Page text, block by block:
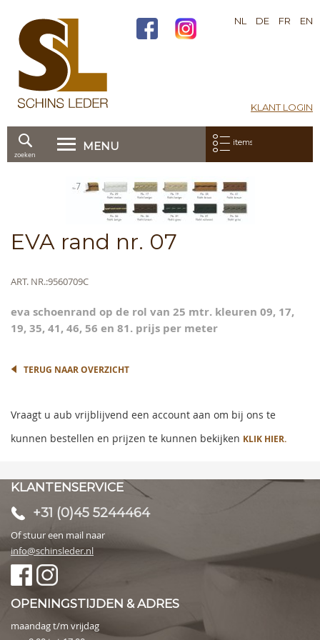
KLANT LOGIN
NL DE FR EN
MENU Mijn bestelling:
items
inhoud
zoeken
EVA rand nr. 07
Meer
ART. NR.9560709C
eva schoenrand op de rol van 25 mtr. kleuren 09, 17,
19, 35, 41, 46, 56 en 81. prijs per meter
Skip
to
the
end
of
the
Skip
to
the
images
gallery
TERUG NAAR OVERZICHT
Vraagt u aub vrijblijvend een account aan om bij ons te
kunnen bestellen en prijzen te kunnen bekijken KLIK HIER.
KLANTENSERVICE
+31 (0)45 5244464
Of stuur een mail naar
info@schinsleder.nl
OPENINGSTIJDEN & ADRES
maandag t/m vrijdag